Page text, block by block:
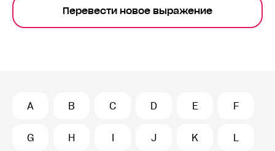
Перевести новое выражение
A B C D E F
G H I J K L